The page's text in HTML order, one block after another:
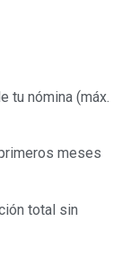
tu nómina (máx.
meses
total sin